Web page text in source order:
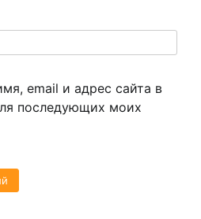
email и адрес сайта в
последующих моих